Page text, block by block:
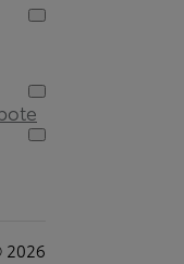
2026